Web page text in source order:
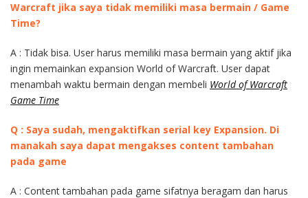
Warcraft jika saya tidak memiliki masa bermain / Game
Time?
A : Tidak bisa. User harus memiliki masa bermain yang aktif jika
ingin memainkan expansion World of Warcraft. User dapat
menambah waktu bermain dengan membeli World of Warcraft
Game Time
Q : Saya sudah, mengaktifkan serial key Expansion. Di
manakah saya dapat mengakses content tambahan
pada game
A : Content tambahan pada game sifatnya beragam dan harus